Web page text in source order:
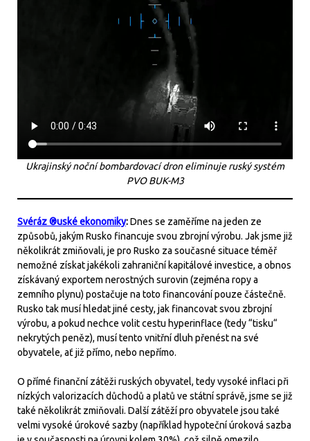
Ukrajinský noční bombardovací dron eliminuje ruský systém
PVO BUK-M3
Svéráz ®uské ekonomiky:Dnes se zaměříme na jeden ze
způsobů, jakým Rusko financuje svou zbrojní výrobu. Jak jsme již
několikrát zmiňovali, je pro Rusko za současné situace téměř
nemožné získat jakékoli zahraniční kapitálové investice, a obnos
získávaný exportem nerostných surovin (zejména ropy a
zemního plynu) postačuje na toto financování pouze částečně.
Rusko tak musí hledat jiné cesty, jak financovat svou zbrojní
výrobu, a pokud nechce volit cestu hyperinflace (tedy “tisku“
nekrytých peněz), musí tento vnitřní dluh přenést na své
obyvatele, ať již přímo, nebo nepřímo.
O přímé finanční zátěži ruských obyvatel, tedy vysoké inflaci při
nízkých valorizacích důchodů a platů ve státní správě, jsme se již
také několikrát zmiňovali. Další zátěží pro obyvatele jsou také
velmi vysoké úrokové sazby (například hypoteční úroková sazba